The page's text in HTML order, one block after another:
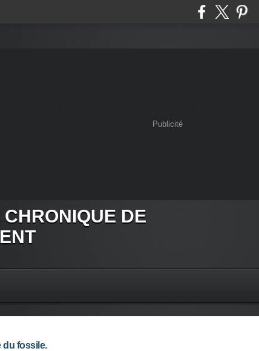
Publicité
DE
du fossile.